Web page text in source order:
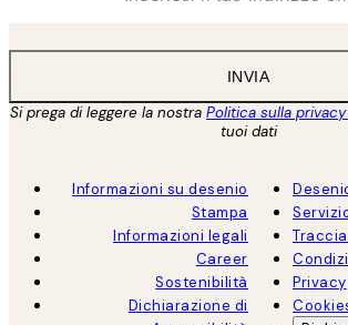
INVIA
Si prega di leggere la nostra Politica sulla privacy
tuoi dati
Informazioni su desenio
Stampa
Informazioni legali
Career
Sostenibilità
Dichiarazione di
Privacy